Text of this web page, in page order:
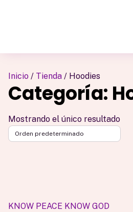
Inicio / Tienda / Hoodies
Categoría:
Mostrando el único resultado
KNOW PEACE KNOW GOD
múltiples